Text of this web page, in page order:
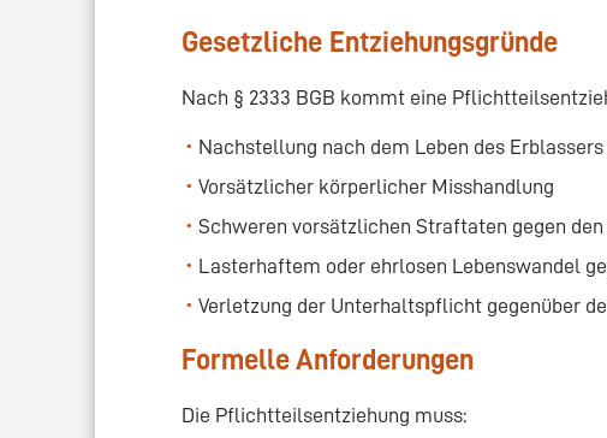
Gesetzliche Entziehungsgründe
Nach § 2333 BGB kommt eine
Nachstellung nach dem Leben des
Vorsätzlicher körperlicher Misshandlung
Schweren vorsätzlichen Straftaten gegen
Lasterhaftem oder ehrlosen Lebenswandel
Verletzung der Unterhaltspflicht gegenüber
Formelle Anforderungen
Die Pflichtteilsentziehung muss: